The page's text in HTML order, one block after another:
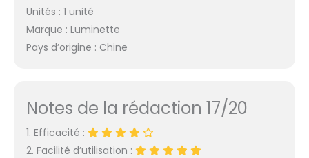
Unités : 1 unité
Marque : Luminette
Pays d’origine : Chine
Notes de la rédaction 17/20
1. Efficacité :
2. Facilité d’utilisation :